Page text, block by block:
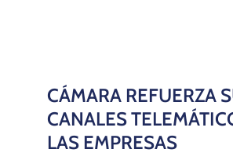
CÁMARA REFUERZA
CANALES
LAS EMPRESAS